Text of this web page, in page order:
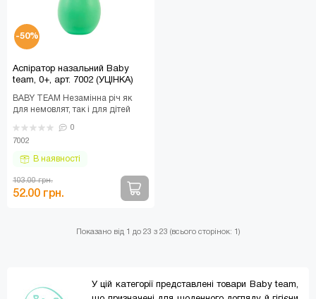
-50%
Аспіратор назальний Baby
team, 0+, арт. 7002 (УЦІНКА)
BABY TEAM Незамінна річ як
для немовлят, так і для дітей
очистити ніс малюк..
0
7002
В наявності
103.00 грн.
52.00 грн.
Показано від 1 до 23 з 23 (всього сторінок: 1)
У цій категорії представлені товари Baby team,